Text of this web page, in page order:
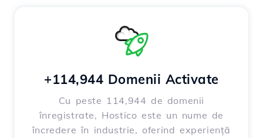
+114,944 Domenii Activate
Cu peste 114,944 de domenii
înregistrate, Hostico este un nume de
încredere în industrie, oferind experiență